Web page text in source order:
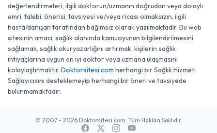
değerlendirmeleri, ilgili doktorun/uzmanın doğrudan veya dolaylı
emri, talebi, önerisi, tavsiyesi ve/veya ricası olmaksızın, ilgili
hasta/danışan tarafından bağımsız olarak yazılmaktadır. Bu web
sitesinin amacı, sağlık alanında kamuoyunun bilgilendirilmesini
sağlamak, sağlık okuryazarlığını artırmak, kişilerin sağlık
ihtiyaçlarına uygun en iyi doktor veya uzmana ulaşmasını
kolaylaştırmaktır. Doktorsitesi.com herhangi bir Sağlık Hizmeti
Sağlayıcısını desteklemeyip herhangi bir öneri ve tavsiyede
bulunmamaktadır.
© 2007 - 2026 Doktorsitesi.com. Tüm Hakları Saklıdır.